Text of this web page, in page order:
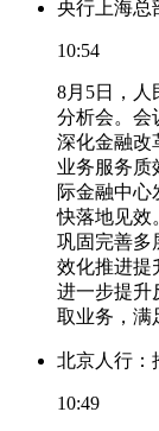
央行上海总
10:54
8月5日，人
分析会。会
深化金融改
业务服务质
际金融中心
快落地见效
巩固完善多
效化推进提
进一步提升
取业务，满
北京人行：
10:49